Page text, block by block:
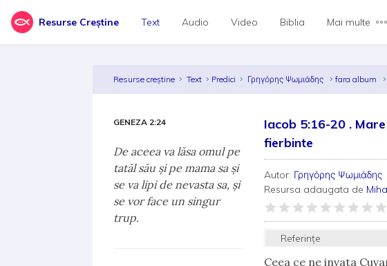
Resurse Creștine Text Audio Video Biblia Mai multe
Resurse creștine Text Predici Γρηγόρης Ψωμιάδης fara album
Iacob 5:16-20 .
fierbinte
Autor: Γρηγόρης Ψωμιάδης
Resursa adaugata de
Referințe
Ceea ce ne invata
GENEZA 2:24
De aceea va lăsa omul pe
tatăl său şi pe mama sa şi
se va lipi de nevasta sa, şi
se vor face un singur
trup.